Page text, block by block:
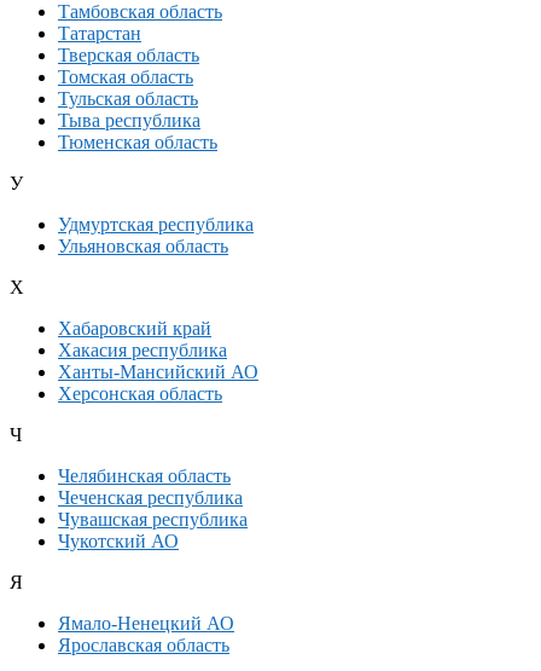
Тамбовская область
Татарстан
Тверская область
Томская область
Тульская область
Тыва республика
Тюменская область
У
Удмуртская республика
Ульяновская область
Х
Хабаровский край
Хакасия республика
Ханты-Мансийский АО
Херсонская область
Ч
Челябинская область
Чеченская республика
Чувашская республика
Чукотский АО
Я
Ямало-Ненецкий АО
Ярославская область